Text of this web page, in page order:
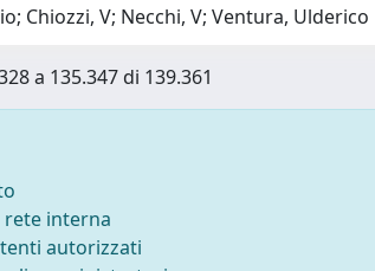
Chiozzi, V; Necchi, V; Ventura, Ulderico
a 135.347 di 139.361
interna
autorizzati